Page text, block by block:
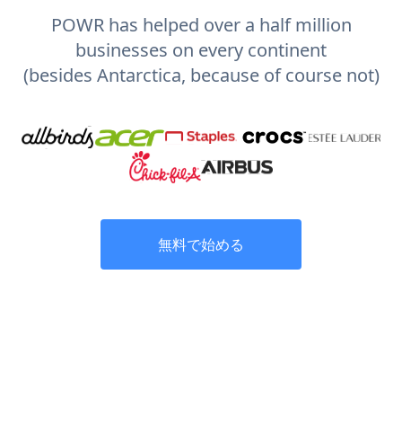
POWR has helped over a half million
businesses on every continent
(besides Antarctica, because of course not)
無料で始める